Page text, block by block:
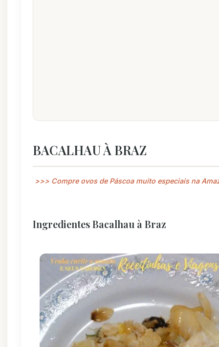
BACALHAU À BRAZ
>>> Compre ovos de Páscoa muito especiais na
Ingredientes Bacalhau à Braz